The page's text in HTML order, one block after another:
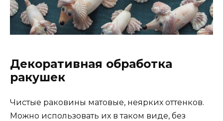
Декоративная обработка
ракушек
Чистые раковины матовые, неярких оттенков.
Можно использовать их в таком виде, без